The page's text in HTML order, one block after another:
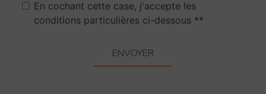
En cochant cette case, j'accepte les
conditions particulières ci-dessous **
ENVOYER